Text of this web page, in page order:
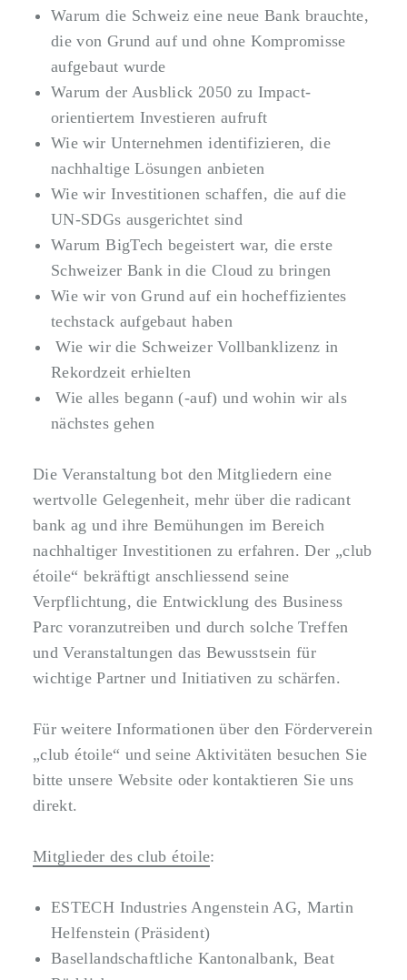
Warum die Schweiz eine neue Bank brauchte,
die von Grund auf und ohne Kompromisse
aufgebaut wurde
Warum der Ausblick 2050 zu Impact-
orientiertem Investieren aufruft
Wie wir Unternehmen identifizieren, die
nachhaltige Lösungen anbieten
Wie wir Investitionen schaffen, die auf die
UN-SDGs ausgerichtet sind
Warum BigTech begeistert war, die erste
Schweizer Bank in die Cloud zu bringen
Wie wir von Grund auf ein hocheffizientes
techstack aufgebaut haben
Wie wir die Schweizer Vollbanklizenz in
Rekordzeit erhielten
Wie alles begann (-auf) und wohin wir als
nächstes gehen
Die Veranstaltung bot den Mitgliedern eine
wertvolle Gelegenheit, mehr über die radicant
bank ag und ihre Bemühungen im Bereich
nachhaltiger Investitionen zu erfahren. Der „club
étoile“ bekräftigt anschliessend seine
Verpflichtung, die Entwicklung des Business
Parc voranzutreiben und durch solche Treffen
und Veranstaltungen das Bewusstsein für
wichtige Partner und Initiativen zu schärfen.
Für weitere Informationen über den Förderverein
„club étoile“ und seine Aktivitäten besuchen Sie
bitte unsere Website oder kontaktieren Sie uns
direkt.
Mitglieder des club étoile:
ESTECH Industries Angenstein AG, Martin
Helfenstein (Präsident)
Basellandschaftliche Kantonalbank, Beat